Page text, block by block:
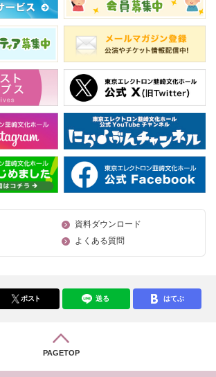
資料ダウンロード
よくある質問
ポスト 送る はてぶ
PAGETOP